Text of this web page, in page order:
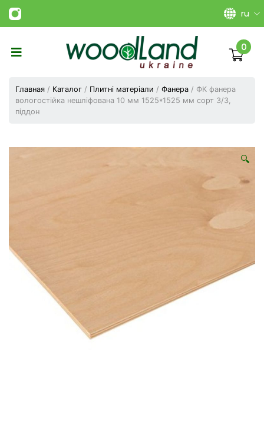
ru
плитних
матеріалів
Україна
0
Главная / Каталог / Плитні матеріали / Фанера / ФК фанера
вологостійка нешліфована 10 мм 1525*1525 мм сорт 3/3,
піддон
🔍